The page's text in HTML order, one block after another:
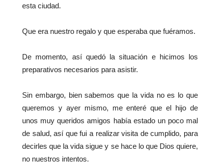
esta ciudad.
Que era nuestro regalo y que esperaba que fuéramos.
De momento, así quedó la situación e hicimos los
preparativos necesarios para asistir.
Sin embargo, bien sabemos que la vida no es lo que
queremos y ayer mismo, me enteré que el hijo de
unos muy queridos amigos había estado un poco mal
de salud, así que fui a realizar visita de cumplido, para
decirles que la vida sigue y se hace lo que Dios quiere,
no nuestros intentos.